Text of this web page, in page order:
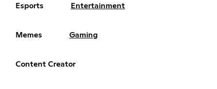
Esports Entertainment
Memes Gaming
Content Creator